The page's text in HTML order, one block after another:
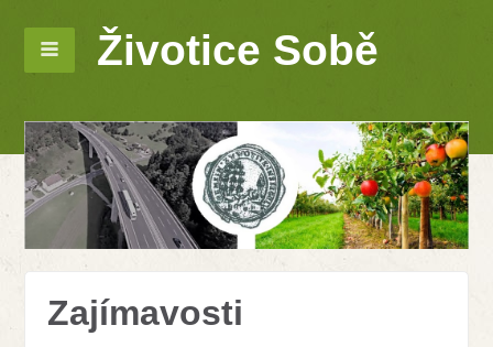
Životice Sobě
Zajímavosti